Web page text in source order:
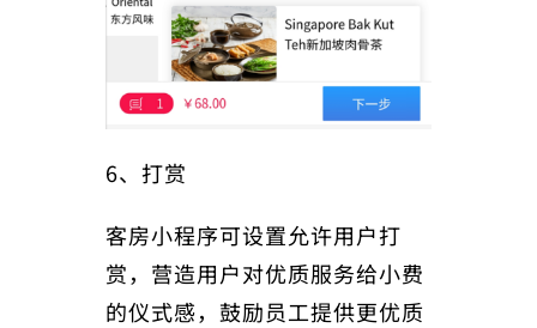
6、打赏
客房小程序可设置允许用户打
赏，营造用户对优质服务给小费
的仪式感，鼓励员工提供更优质